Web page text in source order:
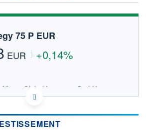
FORUM
75 P EUR
EUR +0,14%
Global Investors GmbH
CONNU AU 06/08/2026